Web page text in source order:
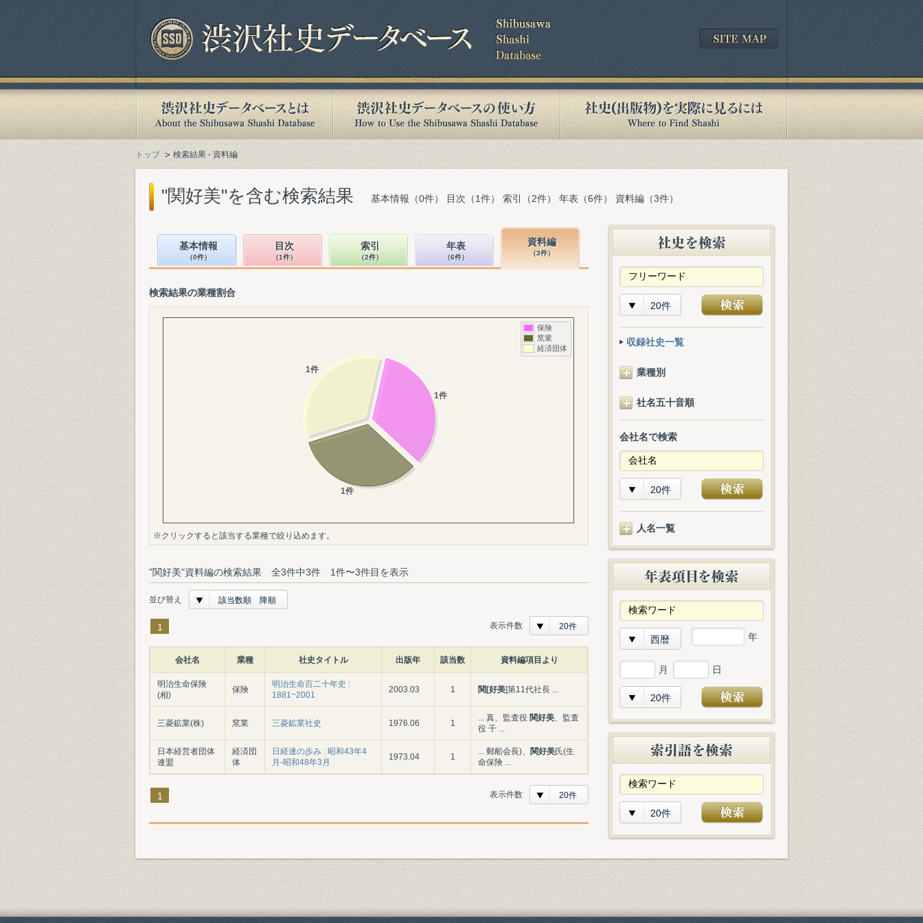
トップ 検索結果 - 資料編
"関好美"を含む検索結果 基本情報（0件） 目次（1件） 索引（2件） 年表（6件） 資料編（3件）
基本情報
（0件）
目次
（1件）
索引
（2件）
年表
（6件）
資料編
（3件）
検索結果の業種割合
※クリックすると該当する業種で絞り込めます。
"関好美"資料編の検索結果 全3件中3件 1件〜3件目を表示
並び替え 該当数順 降順
1 表示件数 20件
会社名 業種 社史タイトル 出版年 該当数 資料編項目より
明治生命保険
(相)
保険
明治生命百二十年史 :
1881~2001
2003.03 1 関[好美]第11代社長 ...
三菱鉱業(株) 窯業 三菱鉱業社史 1976.06 1
... 真、監査役 関好美、監査
役 千 ...
日本経営者団体
連盟
経済団
体
日経連の歩み : 昭和43年4
月-昭和48年3月
1973.04 1
... 郵船会長)、 関好美氏(生
命保険 ...
1 表示件数 20件
20件
収録社史一覧
業種別
社名五十音順
会社名で検索
20件
人名一覧
西暦 年
月 日
20件
20件